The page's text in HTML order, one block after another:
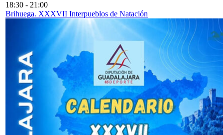
18:30 - 21:00
Brihuega. XXXVII Interpueblos de Natación